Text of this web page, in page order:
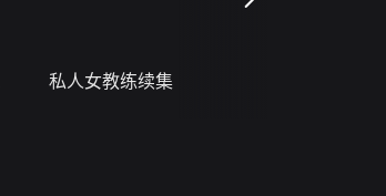
私人女教练续集